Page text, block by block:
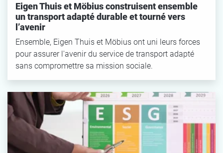
Eigen Thuis et Möbius construisent ensemble
un transport adapté durable et tourné vers
l’avenir
Ensemble, Eigen Thuis et Möbius ont uni leurs forces
pour assurer l'avenir du service de transport adapté
sans compromettre sa mission sociale.